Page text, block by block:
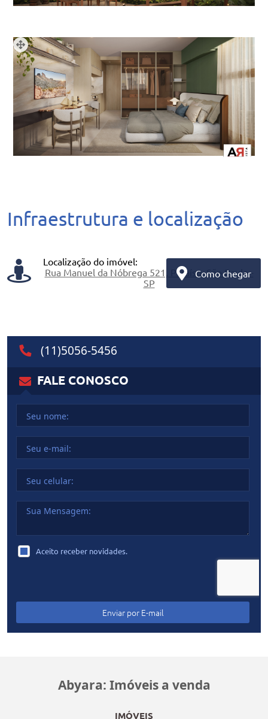
Infraestrutura e localização
Localização do imóvel:
Rua Manuel da Nóbrega 521, Paraíso, São Paulo -
SP
Como chegar
(11)5056-5456
FALE CONOSCO
Aceito receber novidades.
Enviar por E-mail
Abyara: Imóveis a venda
IMÓVEIS